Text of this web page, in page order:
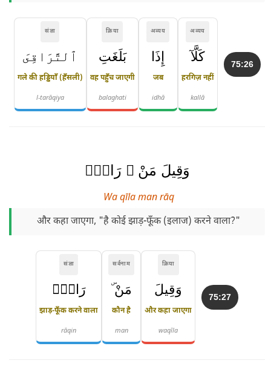
75:26
अव्यय
كَلَّآ
हरगिज़ नहीं
kallā
अव्यय
إِذَا
जब
idhā
क्रिया
بَلَغَتِ
वह पहुँच जाएगी
balaghati
संज्ञा
ٱلتَّرَاقِىَ
गले की हड्डियाँ (हँसली)
l-tarāqiya
وَقِيلَ مَنْ ۜ رَاقٍۢ
Wa qīla man rāq
और कहा जाएगा, "है कोई झाड़-फूँक (इलाज) करने वाला?"
75:27
क्रिया
وَقِيلَ
और कहा जाएगा
waqīla
सर्वनाम
مَنْ ۜ
कौन है
man
संज्ञा
رَاقٍۢ
झाड़-फूँक करने वाला
rāqin